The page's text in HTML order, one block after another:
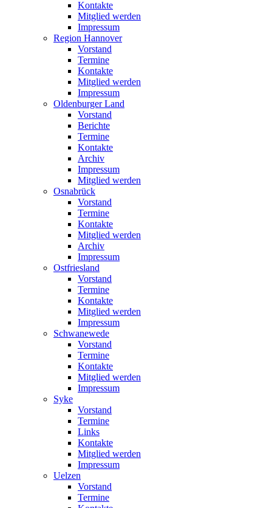
Kontakte
Mitglied werden
Impressum
Region Hannover
Vorstand
Termine
Kontakte
Mitglied werden
Impressum
Oldenburger Land
Vorstand
Berichte
Termine
Kontakte
Archiv
Impressum
Mitglied werden
Osnabrück
Vorstand
Termine
Kontakte
Mitglied werden
Archiv
Impressum
Ostfriesland
Vorstand
Termine
Kontakte
Mitglied werden
Impressum
Schwanewede
Vorstand
Termine
Kontakte
Mitglied werden
Impressum
Syke
Vorstand
Termine
Links
Kontakte
Mitglied werden
Impressum
Uelzen
Vorstand
Termine